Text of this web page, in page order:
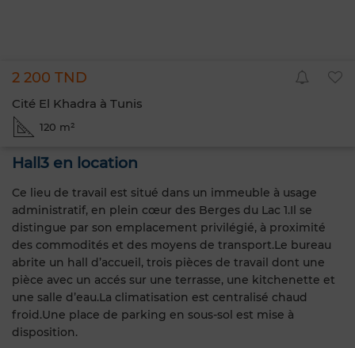
2 200 TND
Cité El Khadra à Tunis
120 m²
Hall3 en location
Ce lieu de travail est situé dans un immeuble à usage
administratif, en plein cœur des Berges du Lac 1.Il se
distingue par son emplacement privilégié, à proximité
des commodités et des moyens de transport.Le bureau
abrite un hall d’accueil, trois pièces de travail dont une
pièce avec un accés sur une terrasse, une kitchenette et
une salle d’eau.La climatisation est centralisé chaud
froid.Une place de parking en sous-sol est mise à
disposition.